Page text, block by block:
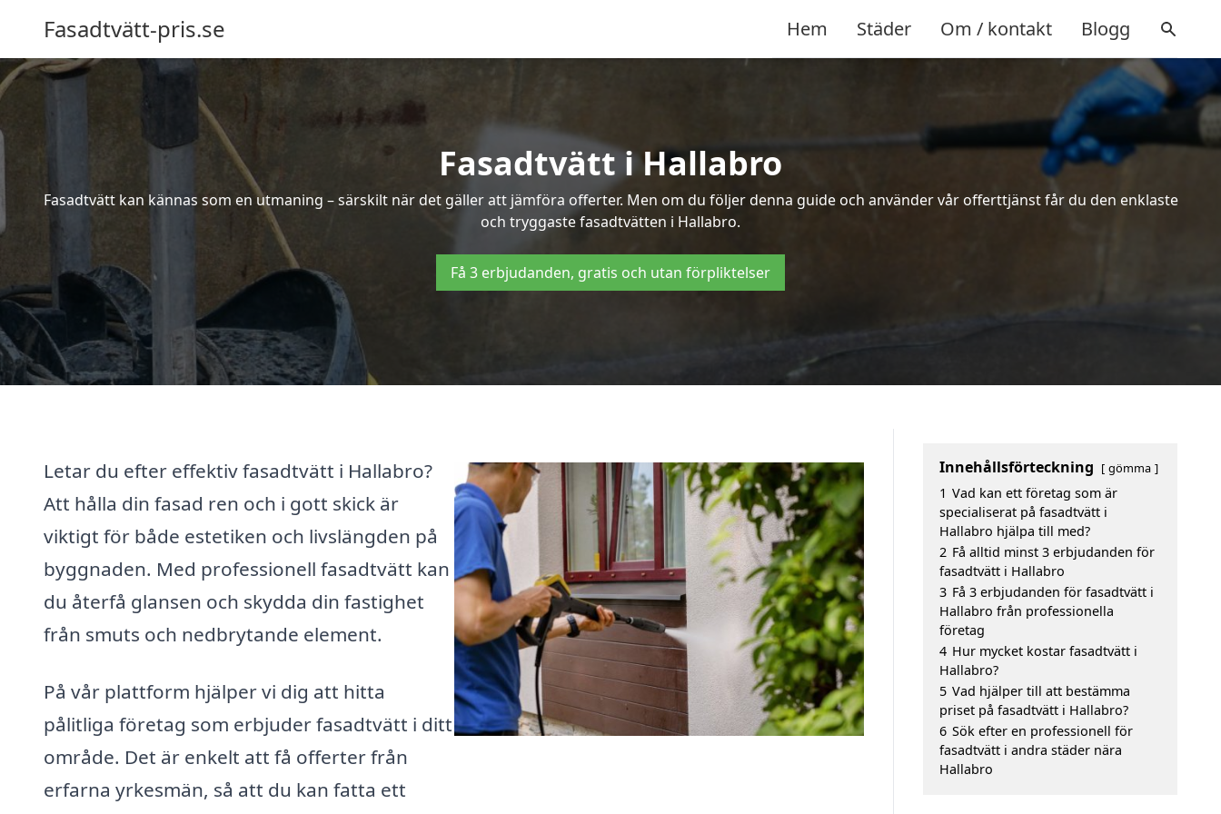
Fasadtvätt-pris.se Hem Städer Om / kontakt Blogg
Fasadtvätt i Hallabro
Fasadtvätt kan kännas som en utmaning – särskilt när det gäller att jämföra offerter. Men om du följer denna guide och använder vår offerttjänst får du den enklaste
och tryggaste fasadtvätten i Hallabro.
Få 3 erbjudanden, gratis och utan förpliktelser
Letar du efter effektiv fasadtvätt i Hallabro?
Att hålla din fasad ren och i gott skick är
viktigt för både estetiken och livslängden på
byggnaden. Med professionell fasadtvätt kan
du återfå glansen och skydda din fastighet
från smuts och nedbrytande element.
På vår plattform hjälper vi dig att hitta
pålitliga företag som erbjuder fasadtvätt i ditt
område. Det är enkelt att få offerter från
erfarna yrkesmän, så att du kan fatta ett
Innehållsförteckning gömma
1 Vad kan ett företag som är
specialiserat på fasadtvätt i
Hallabro hjälpa till med?
2 Få alltid minst 3 erbjudanden för
fasadtvätt i Hallabro
3 Få 3 erbjudanden för fasadtvätt i
Hallabro från professionella
företag
4 Hur mycket kostar fasadtvätt i
Hallabro?
5 Vad hjälper till att bestämma
priset på fasadtvätt i Hallabro?
6 Sök efter en professionell för
fasadtvätt i andra städer nära
Hallabro